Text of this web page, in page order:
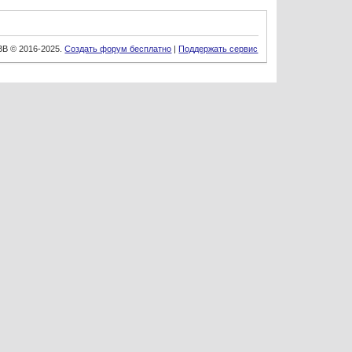
© 2016-2025.Создать форум бесплатно Поддержать сервис